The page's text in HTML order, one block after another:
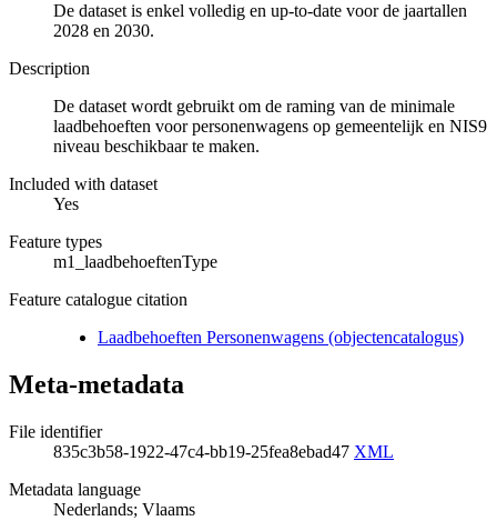
De dataset is enkel volledig en up-to-date voor de jaartallen
2028 en 2030.
Description
De dataset wordt gebruikt om de raming van de minimale
laadbehoeften voor personenwagens op gemeentelijk en NIS9
niveau beschikbaar te maken.
Included with dataset
Yes
Feature types
m1_laadbehoeftenType
Feature catalogue citation
Laadbehoeften Personenwagens (objectencatalogus)
Meta-metadata
File identifier
835c3b58-1922-47c4-bb19-25fea8ebad47 XML
Metadata language
Nederlands; Vlaams